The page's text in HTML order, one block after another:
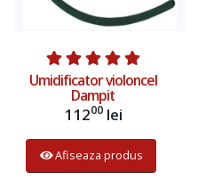
Umidificator violoncel
Dampit
11200lei
Afiseaza produs